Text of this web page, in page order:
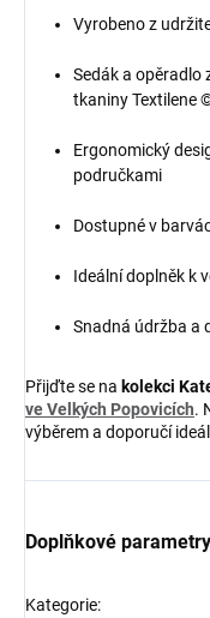
Vyrobeno z
Sedák a opěradlo
tkaniny Textilene
Ergonomický
područkami
Dostupné v
Ideální doplněk k
Snadná údržba a
Přijďte se na kolekci
ve Velkých Popovicích.
výběrem a doporučí
Doplňkové parametry
Kategorie: